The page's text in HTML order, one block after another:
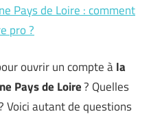
Pays de Loire : comment
pro ?
ouvrir un compte àla
Pays de Loire? Quelles
Voici autant de questions